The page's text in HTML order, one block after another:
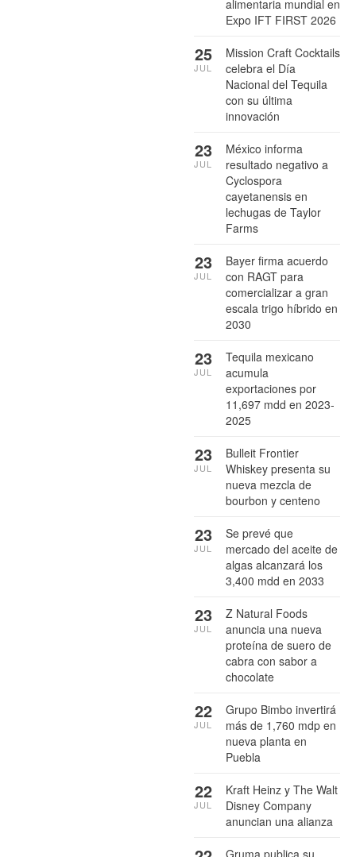
alimentaria mundial en
Expo IFT FIRST 2026
Mission Craft Cocktails
celebra el Día
Nacional del Tequila
con su última
innovación
25
JUL
México informa
resultado negativo a
Cyclospora
cayetanensis en
lechugas de Taylor
Farms
23
JUL
Bayer firma acuerdo
con RAGT para
comercializar a gran
escala trigo híbrido en
2030
23
JUL
Tequila mexicano
acumula
exportaciones por
11,697 mdd en 2023-
2025
23
JUL
Bulleit Frontier
Whiskey presenta su
nueva mezcla de
bourbon y centeno
23
JUL
Se prevé que
mercado del aceite de
algas alcanzará los
3,400 mdd en 2033
23
JUL
Z Natural Foods
anuncia una nueva
proteína de suero de
cabra con sabor a
chocolate
23
JUL
Grupo Bimbo invertirá
más de 1,760 mdp en
nueva planta en
Puebla
22
JUL
Kraft Heinz y The Walt
Disney Company
anuncian una alianza
22
JUL